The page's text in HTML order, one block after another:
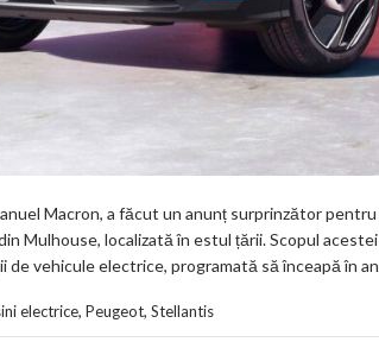
Macron, a făcut un anunț surprinzător
Mulhouse, localizată în estul țării. Scopul
de vehicule electrice, programată să înceapă în
electrice, Peugeot, Stellantis